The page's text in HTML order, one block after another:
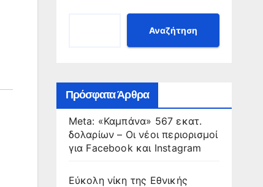
Αναζήτηση
Πρόσφατα Άρθρα
Meta: «Καμπάνα» 567 εκατ.
δολαρίων – Οι νέοι περιορισμοί
για Facebook και Instagram
Εύκολη νίκη της Εθνικής